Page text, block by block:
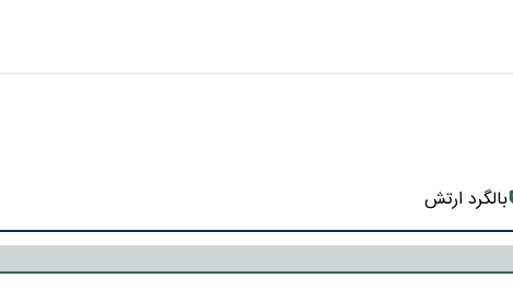
بالگرد ارتش